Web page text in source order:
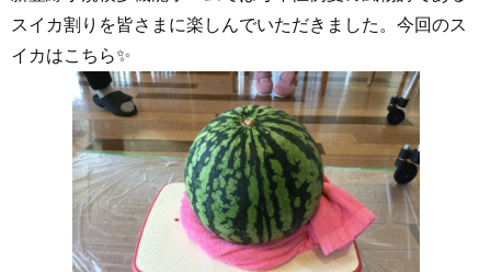
スイカ割りを皆さまに楽しんでいただきました。今回のス
イカはこちら✨